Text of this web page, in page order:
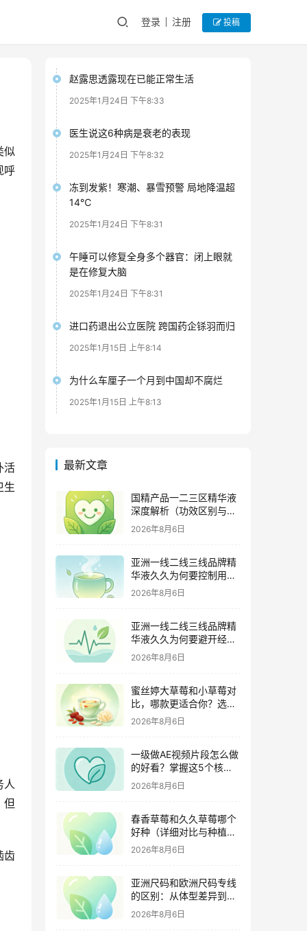
登录 注册 投稿
似
呼
活
生
人
但
齿
赵露思透露现在已能正常生活
2025年1月24日 下午8:33
医生说这6种病是衰老的表现
2025年1月24日 下午8:32
冻到发紫！寒潮、暴雪预警 局地降温超
14℃
2025年1月24日 下午8:31
午睡可以修复全身多个器官：闭上眼就
是在修复大脑
2025年1月24日 下午8:31
进口药退出公立医院 跨国药企铩羽而归
2025年1月15日 上午8:14
为什么车厘子一个月到中国却不腐烂
2025年1月15日 上午8:13
最新文章
国精产品一二三区精华液
深度解析（功效区别与适
用肤质全指南）
2026年8月6日
亚洲一线二线三线品牌精
华液久久为何要控制用量
（过度使用与皮肤负担的
2026年8月6日
亚洲一线二线三线品牌精
华液久久为何要避开经期
（激素变化与皮肤敏感度
关联）
2026年8月6日
蜜丝婷大草莓和小草莓对
比，哪款更适合你？选购
指南全解析
2026年8月6日
一级做AE视频片段怎么做
的好看？掌握这5个核心
技巧
2026年8月6日
春香草莓和久久草莓哪个
好种（详细对比与种植指
南）
2026年8月6日
亚洲尺码和欧洲尺码专线
的区别：从体型差异到购
物避坑指南
2026年8月6日